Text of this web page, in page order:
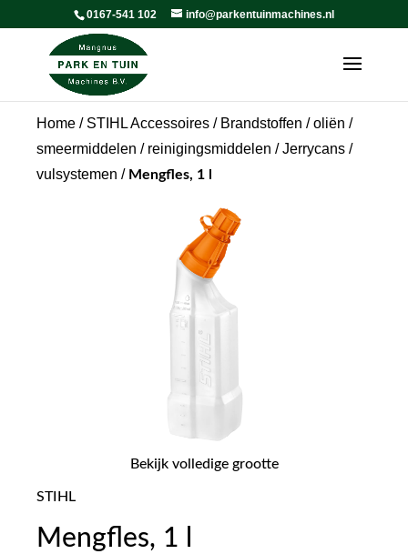
0167-541 102 info@parkentuinmachines.nl
Home / STIHL Accessoires / Brandstoffen / oliën /
smeermiddelen / reinigingsmiddelen /Jerrycans /
vulsystemen / Mengfles, 1 l
Bekijk volledige grootte
STIHL
Mengfles, 1 l